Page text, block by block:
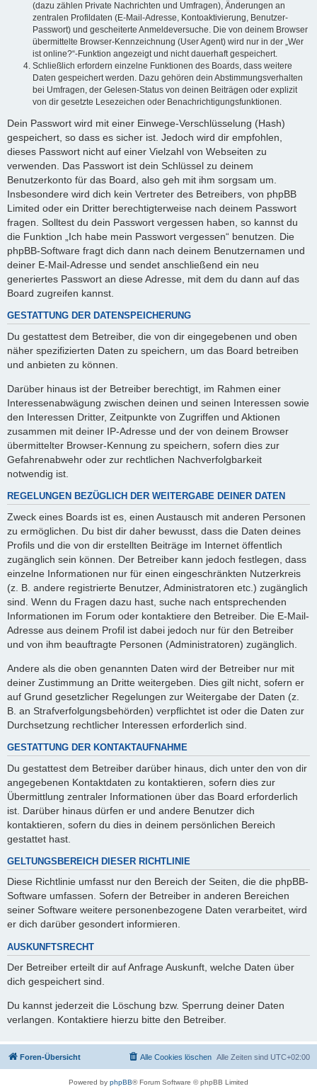
(dazu zählen Private Nachrichten und Umfragen), Änderungen an
zentralen Profildaten (E-Mail-Adresse, Kontoaktivierung, Benutzer-
Passwort) und gescheiterte Anmeldeversuche. Die von deinem Browser
übermittelte Browser-Kennzeichnung (User Agent) wird nur in der „Wer
ist online?“-Funktion angezeigt und nicht dauerhaft gespeichert.
Schließlich erfordern einzelne Funktionen des Boards, dass weitere
Daten gespeichert werden. Dazu gehören dein Abstimmungsverhalten
bei Umfragen, der Gelesen-Status von deinen Beiträgen oder explizit
von dir gesetzte Lesezeichen oder Benachrichtigungsfunktionen.
Dein Passwort wird mit einer Einwege-Verschlüsselung (Hash)
gespeichert, so dass es sicher ist. Jedoch wird dir empfohlen,
dieses Passwort nicht auf einer Vielzahl von Webseiten zu
verwenden. Das Passwort ist dein Schlüssel zu deinem
Benutzerkonto für das Board, also geh mit ihm sorgsam um.
Insbesondere wird dich kein Vertreter des Betreibers, von phpBB
Limited oder ein Dritter berechtigterweise nach deinem Passwort
fragen. Solltest du dein Passwort vergessen haben, so kannst du
die Funktion „Ich habe mein Passwort vergessen“ benutzen. Die
phpBB-Software fragt dich dann nach deinem Benutzernamen und
deiner E-Mail-Adresse und sendet anschließend ein neu
generiertes Passwort an diese Adresse, mit dem du dann auf das
Board zugreifen kannst.
GESTATTUNG DER DATENSPEICHERUNG
Du gestattest dem Betreiber, die von dir eingegebenen und oben
näher spezifizierten Daten zu speichern, um das Board betreiben
und anbieten zu können.
Darüber hinaus ist der Betreiber berechtigt, im Rahmen einer
Interessenabwägung zwischen deinen und seinen Interessen sowie
den Interessen Dritter, Zeitpunkte von Zugriffen und Aktionen
zusammen mit deiner IP-Adresse und der von deinem Browser
übermittelter Browser-Kennung zu speichern, sofern dies zur
Gefahrenabwehr oder zur rechtlichen Nachverfolgbarkeit
notwendig ist.
REGELUNGEN BEZÜGLICH DER WEITERGABE DEINER DATEN
Zweck eines Boards ist es, einen Austausch mit anderen Personen
zu ermöglichen. Du bist dir daher bewusst, dass die Daten deines
Profils und die von dir erstellten Beiträge im Internet öffentlich
zugänglich sein können. Der Betreiber kann jedoch festlegen, dass
einzelne Informationen nur für einen eingeschränkten Nutzerkreis
(z. B. andere registrierte Benutzer, Administratoren etc.) zugänglich
sind. Wenn du Fragen dazu hast, suche nach entsprechenden
Informationen im Forum oder kontaktiere den Betreiber. Die E-Mail-
Adresse aus deinem Profil ist dabei jedoch nur für den Betreiber
und von ihm beauftragte Personen (Administratoren) zugänglich.
Andere als die oben genannten Daten wird der Betreiber nur mit
deiner Zustimmung an Dritte weitergeben. Dies gilt nicht, sofern er
auf Grund gesetzlicher Regelungen zur Weitergabe der Daten (z.
B. an Strafverfolgungsbehörden) verpflichtet ist oder die Daten zur
Durchsetzung rechtlicher Interessen erforderlich sind.
GESTATTUNG DER KONTAKTAUFNAHME
Du gestattest dem Betreiber darüber hinaus, dich unter den von dir
angegebenen Kontaktdaten zu kontaktieren, sofern dies zur
Übermittlung zentraler Informationen über das Board erforderlich
ist. Darüber hinaus dürfen er und andere Benutzer dich
kontaktieren, sofern du dies in deinem persönlichen Bereich
gestattet hast.
GELTUNGSBEREICH DIESER RICHTLINIE
Diese Richtlinie umfasst nur den Bereich der Seiten, die die phpBB-
Software umfassen. Sofern der Betreiber in anderen Bereichen
seiner Software weitere personenbezogene Daten verarbeitet, wird
er dich darüber gesondert informieren.
AUSKUNFTSRECHT
Der Betreiber erteilt dir auf Anfrage Auskunft, welche Daten über
dich gespeichert sind.
Du kannst jederzeit die Löschung bzw. Sperrung deiner Daten
verlangen. Kontaktiere hierzu bitte den Betreiber.
Foren-Übersicht Alle Zeiten sind UTC+02:00
Alle Cookies löschen
Powered by phpBB® Forum Software © phpBB Limited